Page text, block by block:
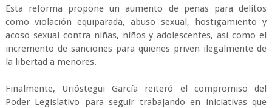
Esta reforma propone un aumento de penas para delitos
como violación equiparada, abuso sexual, hostigamiento y
acoso sexual contra niñas, niños y adolescentes, así como el
incremento de sanciones para quienes priven ilegalmente de
la libertad a menores.
Finalmente, Urióstegui García reiteró el compromiso del
Poder Legislativo para seguir trabajando en iniciativas que